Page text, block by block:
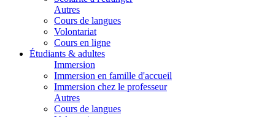
Autres
Cours de langues
Volontariat
Cours en ligne
Étudiants & adultes
Immersion
Immersion en famille d'accueil
Immersion chez le professeur
Autres
Cours de langues